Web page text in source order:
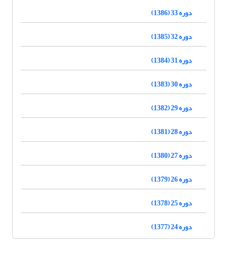
دوره 33 (1386)
دوره 32 (1385)
دوره 31 (1384)
دوره 30 (1383)
دوره 29 (1382)
دوره 28 (1381)
دوره 27 (1380)
دوره 26 (1379)
دوره 25 (1378)
دوره 24 (1377)